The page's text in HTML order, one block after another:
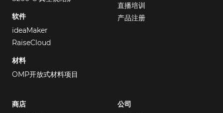
软件
ideaMaker
RaiseCloud
材料
OMP开放式材料项目
直播培训
产品注册
商店
公司